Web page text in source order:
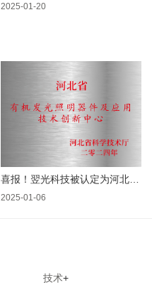
2025-01-20
2025-01-06
技术+